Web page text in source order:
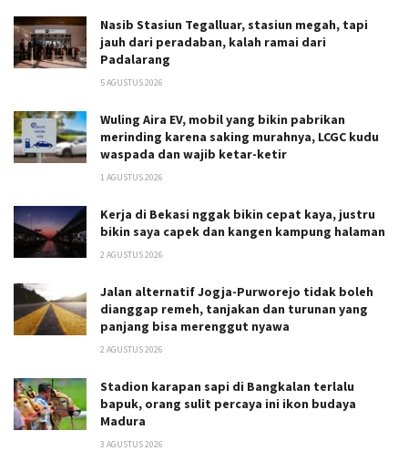
Nasib Stasiun Tegalluar, stasiun megah, tapi
jauh dari peradaban, kalah ramai dari
Padalarang
5 AGUSTUS 2026
Wuling Aira EV, mobil yang bikin pabrikan
merinding karena saking murahnya, LCGC kudu
waspada dan wajib ketar-ketir
1 AGUSTUS 2026
Kerja di Bekasi nggak bikin cepat kaya, justru
bikin saya capek dan kangen kampung halaman
2 AGUSTUS 2026
Jalan alternatif Jogja-Purworejo tidak boleh
dianggap remeh, tanjakan dan turunan yang
panjang bisa merenggut nyawa
2 AGUSTUS 2026
Stadion karapan sapi di Bangkalan terlalu
bapuk, orang sulit percaya ini ikon budaya
Madura
3 AGUSTUS 2026